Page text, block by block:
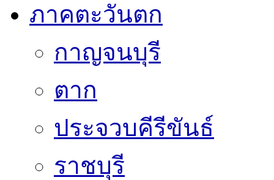
ภาคตะวันตก
กาญจนบุรี
ตาก
ประจวบคีรีขันธ์
ราชบุรี